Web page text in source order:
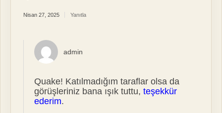
Nisan 27, 2025 Yanıtla
admin
Quake! Katılmadığım taraflar olsa da
görüşleriniz bana ışık tuttu,teşekkür
ederim.